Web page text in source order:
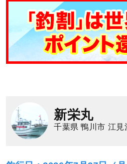
新栄丸
千葉県 鴨川市 江見